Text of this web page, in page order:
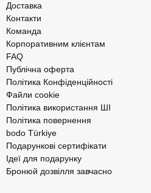
Доставка
Контакти
Команда
Корпоративним клієнтам
FAQ
Публічна оферта
Політика Конфіденційності
Файли cookie
Політика використання ШІ
Політика повернення
bodo Türkiye
Подарункові сертифікати
Ідеї для подарунку
Бронюй дозвілля завчасно